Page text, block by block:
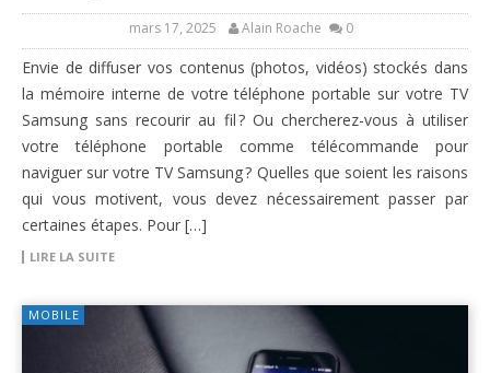
mars 17, 2025 Alain Roache 0
Envie de diffuser vos contenus (photos, vidéos) stockés dans
la mémoire interne de votre téléphone portable sur votre TV
Samsung sans recourir au fil ? Ou chercherez-vous à utiliser
votre téléphone portable comme télécommande pour
naviguer sur votre TV Samsung ? Quelles que soient les raisons
qui vous motivent, vous devez nécessairement passer par
certaines étapes. Pour […]
LIRE LA SUITE
MOBILE